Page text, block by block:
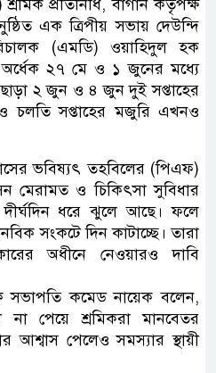
প্রতিনিধি, বাগান কর্তৃপক্ষ
এক ত্রিপীয় সভায় দেউন্দি
(এমডি) ওয়াহিদুল হক
অর্ধেক ২৭ মে ও ১ জুনের মধ্যে
২ জুন ও ৪ জুন দুই সপ্তাহের
চলতি সপ্তাহের মজুরি এখনও
ভবিষ্যৎ তহবিলের (পিএফ)
মেরামত ও চিকিৎসা সুবিধার
ধরে ঝুলে আছে। ফলে
সংকটে দিন কাটাচ্ছে। তারা
অধীনে নেওয়ারও দাবি
সভাপতি কমেড নায়েক বলেন,
পেয়ে শ্রমিকরা মানবেতর
আশ্বাস পেলেও সমস্যার স্থায়ী